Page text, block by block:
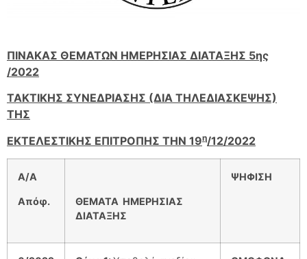
ΠΙΝΑΚΑΣ ΘΕΜΑΤΩΝ ΗΜΕΡΗΣΙΑΣ ΔΙΑΤΑΞΗΣ 5ης
/2022
ΤΑΚΤΙΚΗΣ ΣΥΝΕΔΡΙΑΣΗΣ (ΔΙΑ ΤΗΛΕΔΙΑΣΚΕΨΗΣ)
ΤΗΣ
ΕΚΤΕΛΕΣΤΙΚΗΣ ΕΠΙΤΡΟΠΗΣ ΤΗΝ 19η/12/2022
Α/Α
Απόφ.
ΘΕΜΑΤΑ ΗΜΕΡΗΣΙΑΣ
ΔΙΑΤΑΞΗΣ
ΨΗΦΙΣΗ